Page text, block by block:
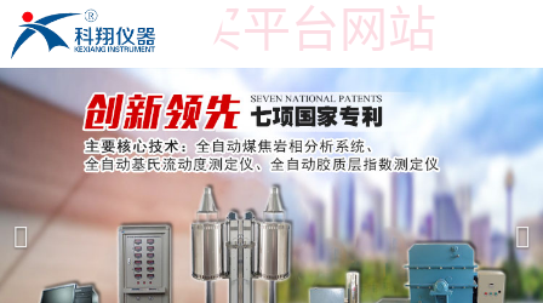
世界杯购买平台网站
世界杯购买平台网站
产品展示 ＞
焦炭高温性能检测系统
焦化行业检测及优化配煤设备
公司简介
世界杯购买平台网站